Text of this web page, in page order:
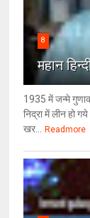
8
महान
1935 में जन्मे
निद्रा में लीन हो
खर...
Readmore